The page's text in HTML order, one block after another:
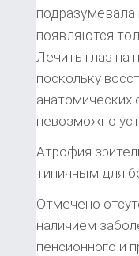
подразумевала
появляются
Лечить глаз на
поскольку
анатомических
невозможно
Атрофия
типичным для
Отмечено
наличием
пенсионного и